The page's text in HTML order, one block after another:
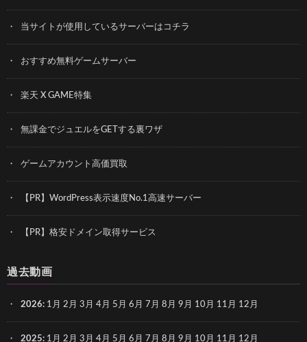
当サイトが使用しているサーバーはコチラ
おすすめ無料ゲームサーバー
楽天 X GAME特集
無課金でジュエルをGETする裏ワザ
ゲームアカウント高価買取
【PR】WordPress表示速度No.1高速サーバー
【PR】格安ドメイン取得サービス
過去動画
2026: 1月 2月 3月 4月 5月 6月 7月 8月 9月 10月 11月 12月
2025: 1月 2月 3月 4月 5月 6月 7月 8月 9月 10月 11月 12月